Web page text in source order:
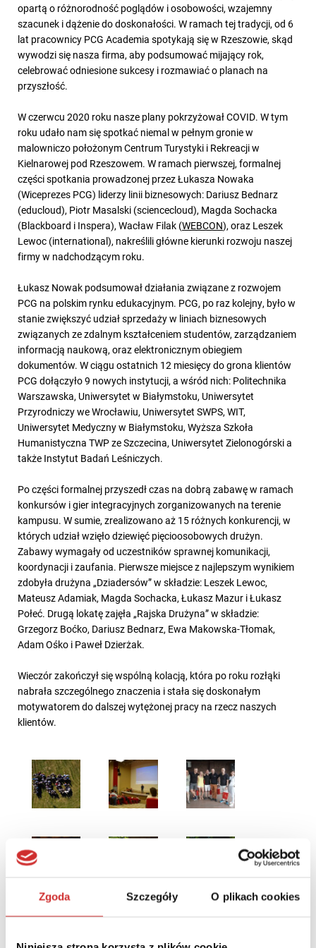
Zgoda Szczegóły O plikach cookies
opartą o różnorodność poglądów i osobowości, wzajemny
szacunek i dążenie do doskonałości. W ramach tej tradycji, od 6
lat pracownicy PCG Academia spotykają się w Rzeszowie, skąd
wywodzi się nasza firma, aby podsumować mijający rok,
celebrować odniesione sukcesy i rozmawiać o planach na
przyszłość.
W czerwcu 2020 roku nasze plany pokrzyżował COVID. W tym
roku udało nam się spotkać niemal w pełnym gronie w
malowniczo położonym Centrum Turystyki i Rekreacji w
Kielnarowej pod Rzeszowem. W ramach pierwszej, formalnej
części spotkania prowadzonej przez Łukasza Nowaka
(Wiceprezes PCG) liderzy linii biznesowych: Dariusz Bednarz
(educloud), Piotr Masalski (sciencecloud), Magda Sochacka
(Blackboard i Inspera), Wacław Filak (WEBCON), oraz Leszek
Lewoc (international), nakreślili główne kierunki rozwoju naszej
firmy w nadchodzącym roku.
Łukasz Nowak podsumował działania związane z rozwojem
PCG na polskim rynku edukacyjnym. PCG, po raz kolejny, było w
stanie zwiększyć udział sprzedaży w liniach biznesowych
związanych ze zdalnym kształceniem studentów, zarządzaniem
informacją naukową, oraz elektronicznym obiegiem
dokumentów. W ciągu ostatnich 12 miesięcy do grona klientów
PCG dołączyło 9 nowych instytucji, a wśród nich: Politechnika
Warszawska, Uniwersytet w Białymstoku, Uniwersytet
Przyrodniczy we Wrocławiu, Uniwersytet SWPS, WIT,
Uniwersytet Medyczny w Białymstoku, Wyższa Szkoła
Humanistyczna TWP ze Szczecina, Uniwersytet Zielonogórski a
także Instytut Badań Leśniczych.
Po części formalnej przyszedł czas na dobrą zabawę w ramach
konkursów i gier integracyjnych zorganizowanych na terenie
kampusu. W sumie, zrealizowano aż 15 różnych konkurencji, w
których udział wzięło dziewięć pięcioosobowych drużyn.
Zabawy wymagały od uczestników sprawnej komunikacji,
koordynacji i zaufania. Pierwsze miejsce z najlepszym wynikiem
zdobyła drużyna „Dziadersów” w składzie: Leszek Lewoc,
Mateusz Adamiak, Magda Sochacka, Łukasz Mazur i Łukasz
Połeć. Drugą lokatę zajęła „Rajska Drużyna” w składzie:
Grzegorz Boćko, Dariusz Bednarz, Ewa Makowska-Tłomak,
Adam Ośko i Paweł Dzierżak.
Wieczór zakończył się wspólną kolacją, która po roku rozłąki
nabrała szczególnego znaczenia i stała się doskonałym
motywatorem do dalszej wytężonej pracy na rzecz naszych
klientów.